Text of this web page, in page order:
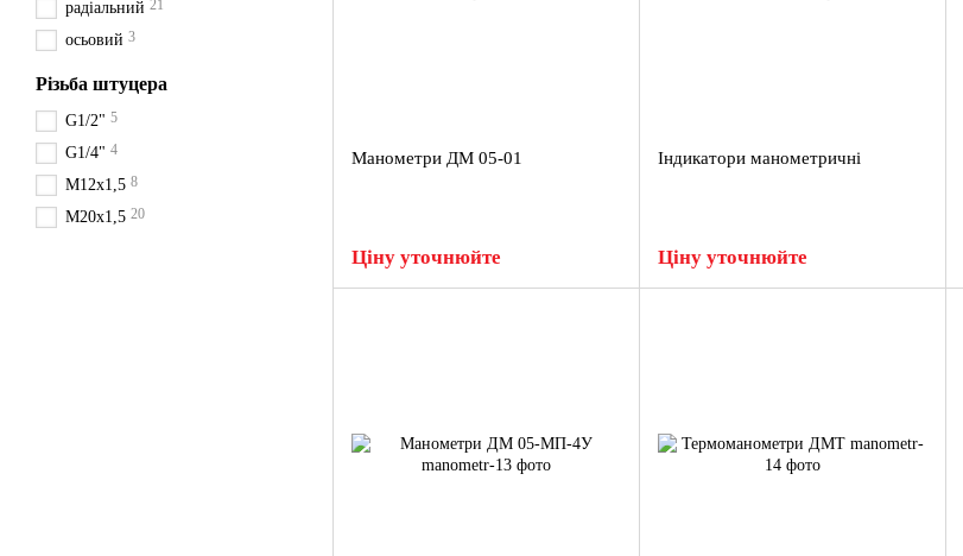
Манометри ДМ 05-01
Ціну уточнюйте
Індикатори манометричні
Ціну уточнюйте
радіальний 21
осьовий 3
Різьба штуцера
G1/2" 5
G1/4" 4
М12х1,5 8
М20х1,5 20